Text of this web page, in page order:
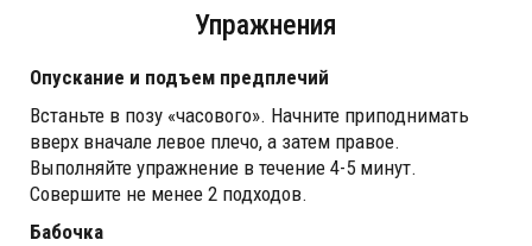
Упражнения
Опускание и подъем предплечий
Встаньте в позу «часового». Начните приподнимать
вверх вначале левое плечо, а затем правое.
Выполняйте упражнение в течение 4-5 минут.
Совершите не менее 2 подходов.
Бабочка